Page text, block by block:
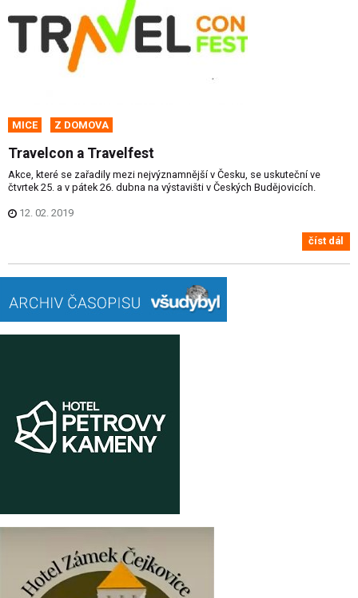
MICE Z DOMOVA
Travelcon a Travelfest
Akce, které se zařadily mezi nejvýznamnější v Česku, se uskuteční ve
čtvrtek 25. a v pátek 26. dubna na výstavišti v Českých Budějovicích.
12. 02. 2019
číst dál